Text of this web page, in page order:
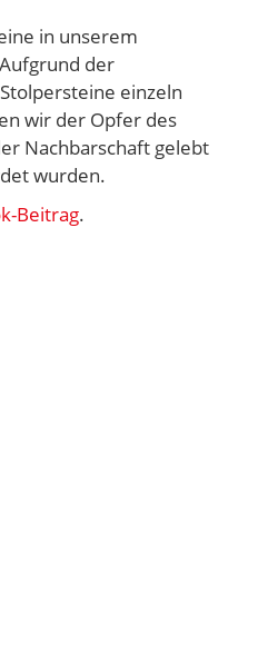
in unserem
der
einzeln
wir der Opfer des
Nachbarschaft gelebt
wurden.
Beitrag.